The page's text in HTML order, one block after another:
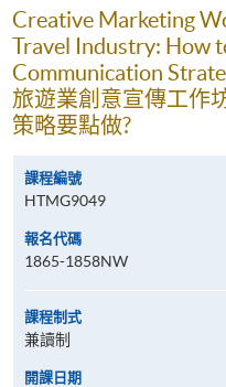
Creative Marketing
Travel Industry: How
Communication
旅遊業創意宣傳工作
策略要點做?
課程編號
HTMG9049
報名代碼
1865-1858NW
課程制式
兼讀制
開課日期